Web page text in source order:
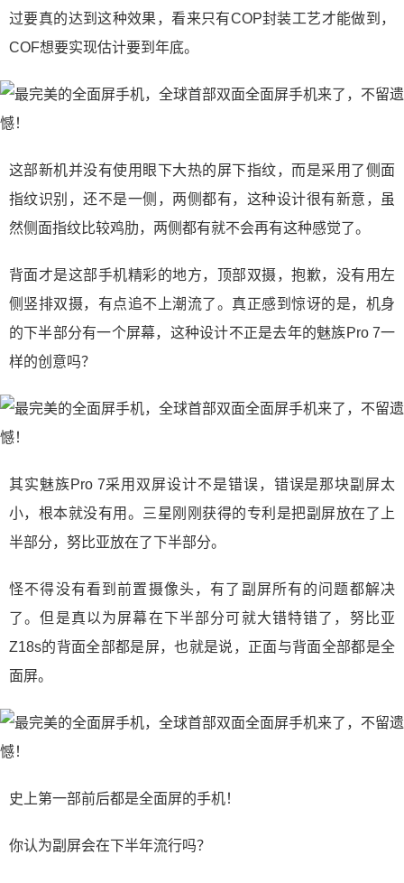
过要真的达到这种效果，看来只有COP封装工艺才能做到，
COF想要实现估计要到年底。
这部新机并没有使用眼下大热的屏下指纹，而是采用了侧面
指纹识别，还不是一侧，两侧都有，这种设计很有新意，虽
然侧面指纹比较鸡肋，两侧都有就不会再有这种感觉了。
背面才是这部手机精彩的地方，顶部双摄，抱歉，没有用左
侧竖排双摄，有点追不上潮流了。真正感到惊讶的是，机身
的下半部分有一个屏幕，这种设计不正是去年的魅族Pro 7一
样的创意吗？
其实魅族Pro 7采用双屏设计不是错误，错误是那块副屏太
小，根本就没有用。三星刚刚获得的专利是把副屏放在了上
半部分，努比亚放在了下半部分。
怪不得没有看到前置摄像头，有了副屏所有的问题都解决
了。但是真以为屏幕在下半部分可就大错特错了，努比亚
Z18s的背面全部都是屏，也就是说，正面与背面全部都是全
面屏。
史上第一部前后都是全面屏的手机！
你认为副屏会在下半年流行吗？